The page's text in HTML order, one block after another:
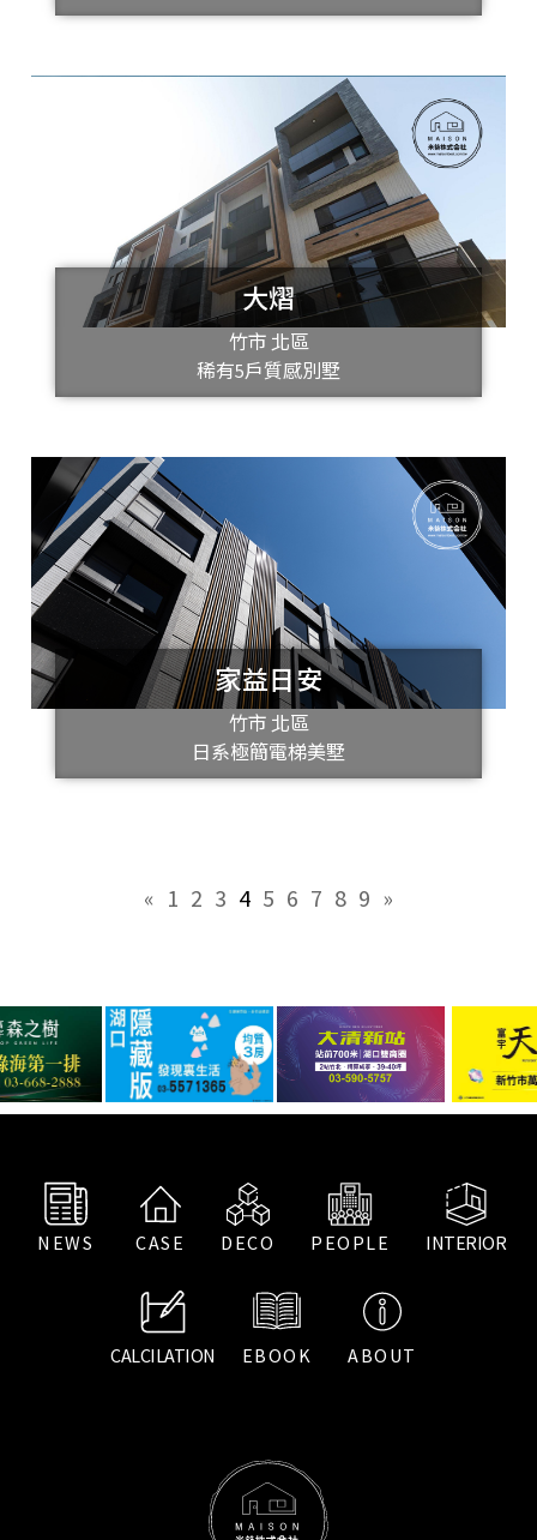
大熠
竹市 北區
稀有5戶質感別墅
家益日安
竹市 北區
日系極簡電梯美墅
« 1 2 3 4 5 6 7 8 9 »
NEWS CASE DECO PEOPLE INTERIOR
CALCILATION EBOOK ABOUT